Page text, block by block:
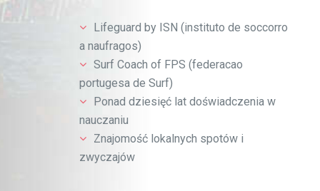
Lifeguard by ISN (instituto de soccorro
a naufragos)
Surf Coach of FPS (federacao
portugesa de Surf)
Ponad dziesięć lat doświadczenia w
nauczaniu
Znajomość lokalnych spotów i
zwyczajów